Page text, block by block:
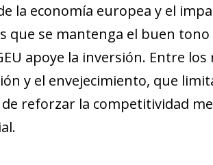
la economía europea y el
que se mantenga el buen
apoye la inversión. Entre
y el envejecimiento, que
de reforzar la competitividad